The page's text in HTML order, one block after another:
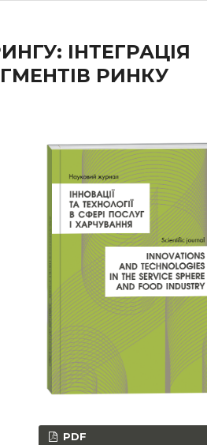
ІНТЕГРАЦІЯ
РИНКУ
PDF